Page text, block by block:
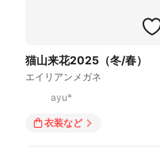
猫山来花2025（冬/春）
エイリアンメガネ
ayu*
衣装など